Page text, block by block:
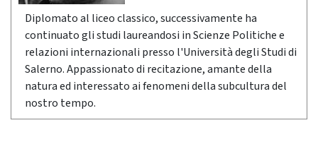
Diplomato al liceo classico, successivamente ha
continuato gli studi laureandosi in Scienze Politiche e
relazioni internazionali presso l'Università degli Studi di
Salerno. Appassionato di recitazione, amante della
natura ed interessato ai fenomeni della subcultura del
nostro tempo.